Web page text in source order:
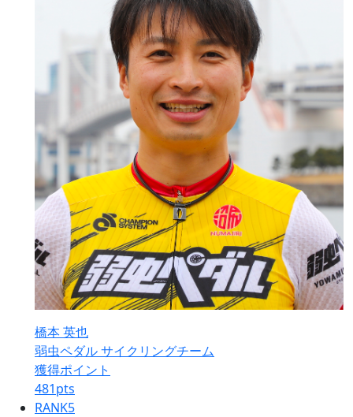
橋本 英也
弱虫ペダル サイクリングチーム
獲得ポイント
481pts
RANK5